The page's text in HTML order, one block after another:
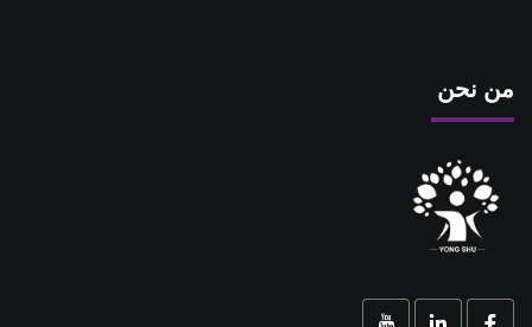
من نحن